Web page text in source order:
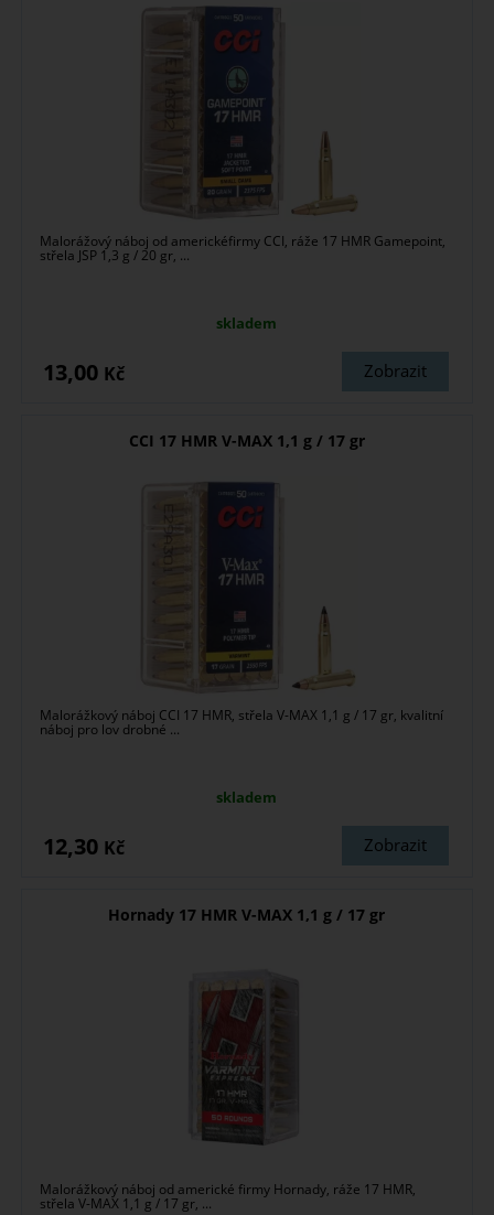
Malorážový náboj od americkéfirmy CCI, ráže 17 HMR Gamepoint,
střela JSP 1,3 g / 20 gr, ...
skladem
Zobrazit
13,00 Kč
CCI 17 HMR V-MAX 1,1 g / 17 gr
Malorážkový náboj CCI 17 HMR, střela V-MAX 1,1 g / 17 gr, kvalitní
náboj pro lov drobné ...
skladem
Zobrazit
12,30 Kč
Hornady 17 HMR V-MAX 1,1 g / 17 gr
Malorážkový náboj od americké firmy Hornady, ráže 17 HMR,
střela V-MAX 1,1 g / 17 gr, ...